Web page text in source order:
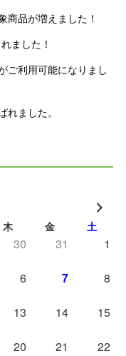
商品が増えました！
ました！
ご利用可能になりまし
れました。
木 金 土
30 31 1
6 7 8
13 14 15
20 21 22